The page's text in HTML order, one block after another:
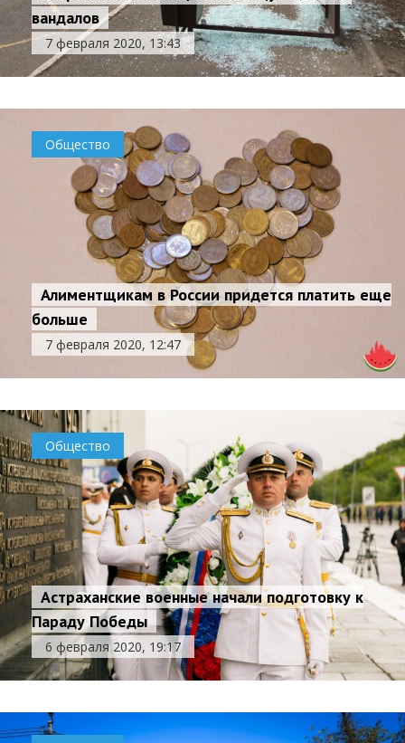
вандалов
7 февраля 2020, 13:43
Общество
Алиментщикам в России придется платить еще
больше
7 февраля 2020, 12:47
Общество
Астраханские военные начали подготовку к
Параду Победы
6 февраля 2020, 19:17